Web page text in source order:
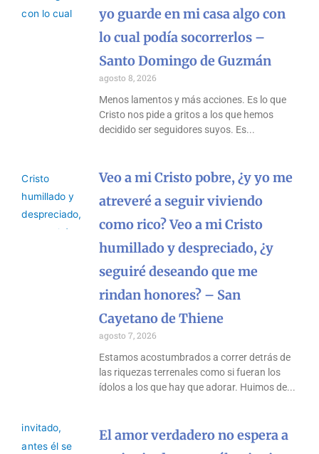
yo guarde en mi casa algo con
lo cual podía socorrerlos –
Santo Domingo de Guzmán
agosto 8, 2026
Menos lamentos y más acciones. Es lo que
Cristo nos pide a gritos a los que hemos
decidido ser seguidores suyos. Es
Veo a mi Cristo pobre, ¿y yo me
atreveré a seguir viviendo
como rico? Veo a mi Cristo
humillado y despreciado, ¿y
seguiré deseando que me
rindan honores? – San
Cayetano de Thiene
agosto 7, 2026
Estamos acostumbrados a correr detrás de
las riquezas terrenales como si fueran los
ídolos a los que hay que adorar. Huimos de
El amor verdadero no espera a